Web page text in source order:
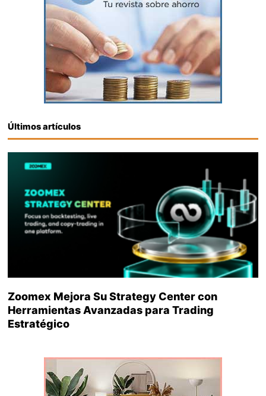
Últimos artículos
Zoomex Mejora Su Strategy Center con
Herramientas Avanzadas para Trading
Estratégico